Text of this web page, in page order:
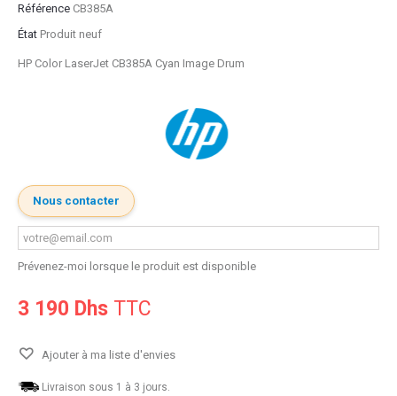
Référence CB385A
État Produit neuf
HP Color LaserJet CB385A Cyan Image Drum
Nous contacter
Prévenez-moi lorsque le produit est disponible
3 190 Dhs TTC
Ajouter à ma liste d'envies
Livraison sous 1 à 3 jours.